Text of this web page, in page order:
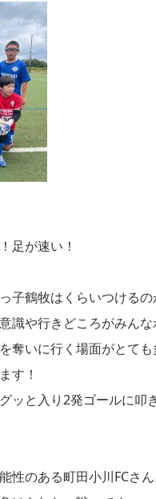
足が速い！
子鶴牧はくらいつけるの
識や行きどころがみん
奪いに行く場面がとても
す！
ッと入り2発ゴールに叩
のある町田小川FCさん